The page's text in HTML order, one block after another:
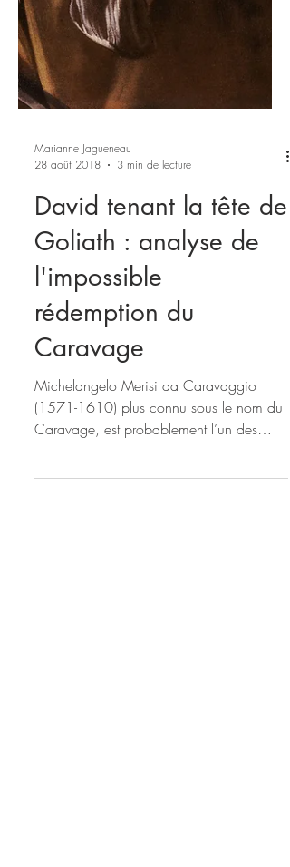
28 août 2018
3 min de lecture
David tenant la tête de
Goliath : analyse de
l'impossible
rédemption du
Caravage
Michelangelo Merisi da Caravaggio
(1571-1610) plus connu sous le nom du
artistes italiens les plus...